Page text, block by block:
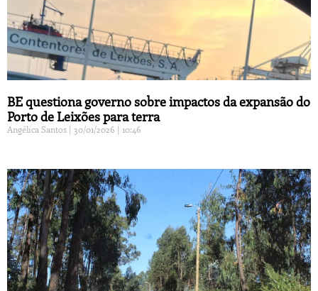
BE questiona governo sobre impactos da expansão do
Porto de Leixões para terra
Angélica Santos 30/01/2026 10:46